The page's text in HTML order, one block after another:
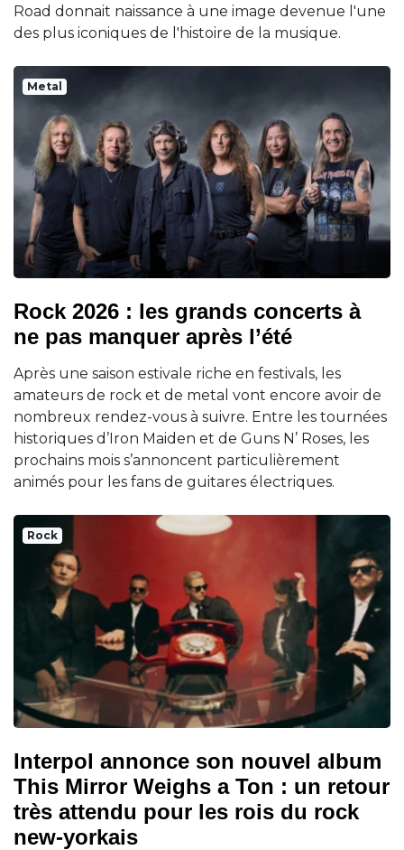
Road donnait naissance à une image devenue l'une
des plus iconiques de l'histoire de la musique.
Metal
Rock 2026 : les grands concerts à
ne pas manquer après l’été
Après une saison estivale riche en festivals, les
amateurs de rock et de metal vont encore avoir de
nombreux rendez-vous à suivre. Entre les tournées
historiques d’Iron Maiden et de Guns N’ Roses, les
prochains mois s’annoncent particulièrement
animés pour les fans de guitares électriques.
Rock
Interpol annonce son nouvel album
This Mirror Weighs a Ton : un retour
très attendu pour les rois du rock
new-yorkais